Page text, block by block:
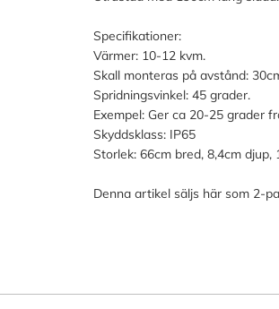
Specifikationer:
Värmer: 10-12 kvm.
Skall monteras på avstånd:
Spridningsvinkel: 45 grader.
Exempel: Ger ca 20-25 grader
Skyddsklass: IP65
Storlek: 66cm bred, 8,4cm djup,
Denna artikel säljs här som 2-